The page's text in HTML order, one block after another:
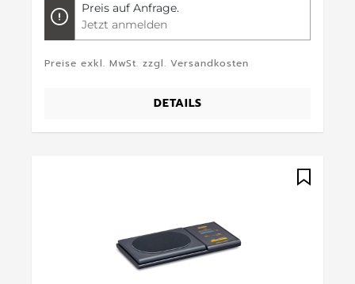
Preis auf Anfrage.
Jetzt anmelden
Preise exkl. MwSt. zzgl. Versandkosten
DETAILS